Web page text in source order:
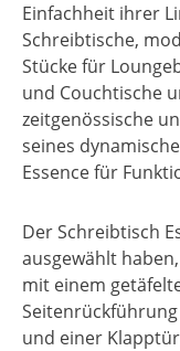
Einfachheit ihrer
Schreibtische,
Stücke für
und Couchtische
zeitgenössische
seines
Essence für
Der Schreibtisch
ausgewählt
mit einem
und einer